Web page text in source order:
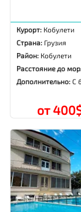
Курорт: Кобулети
Страна: Грузия
Район: Кобулети
Расстояние до
Дополнительно:С
от